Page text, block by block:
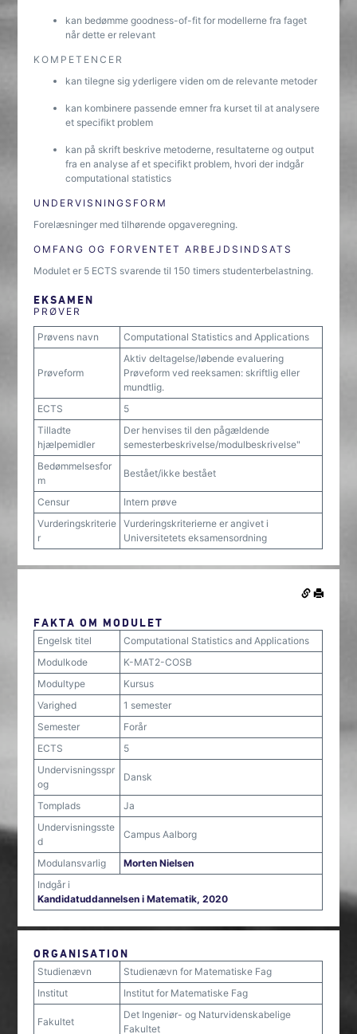
kan bedømme goodness-of-fit for modellerne fra faget
når dette er relevant
KOMPETENCER
kan tilegne sig yderligere viden om de relevante metoder
kan kombinere passende emner fra kurset til at analysere
et specifikt problem
kan på skrift beskrive metoderne, resultaterne og output
fra en analyse af et specifikt problem, hvori der indgår
computational statistics
UNDERVISNINGSFORM
Forelæsninger med tilhørende opgaveregning.
OMFANG OG FORVENTET ARBEJDSINDSATS
Modulet er 5 ECTS svarende til 150 timers studenterbelastning.
EKSAMEN
PRØVER
Prøvens navn Computational Statistics and Applications
Prøveform
Aktiv deltagelse/løbende evaluering
Prøveform ved reeksamen: skriftlig eller
mundtlig.
ECTS
5
Tilladte
hjælpemidler
Der henvises til den pågældende
semesterbeskrivelse/modulbeskrivelse"
Bedømmelsesfor
m
Bestået/ikke bestået
Censur
Intern prøve
Vurderingskriterie
r
Vurderingskriterierne er angivet i
Universitetets eksamensordning
FAKTA OM MODULET
Engelsk titel
Computational Statistics and Applications
Modulkode
K-MAT2-COSB
Modultype
Kursus
Varighed
1 semester
Semester
Forår
ECTS
5
Undervisningsspr
og
Dansk
Tomplads
Ja
Undervisningsste
d
Campus Aalborg
Modulansvarlig
Morten Nielsen
Indgår i
Kandidatuddannelsen i Matematik, 2020
ORGANISATION
Studienævn
Studienævn for Matematiske Fag
Institut
Institut for Matematiske Fag
Fakultet
Det Ingeniør- og Naturvidenskabelige
Fakultet